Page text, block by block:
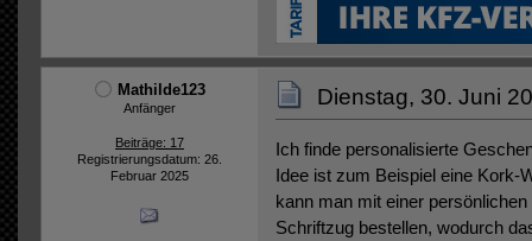
Mathilde123
Anfänger
Beiträge: 17
Registrierungsdatum: 26.
Februar 2025
Dienstag, 30. Juni
Ich finde personalisierte
Idee ist zum Beispiel eine Kork-
kann man mit einer
Schriftzug bestellen, wodurch